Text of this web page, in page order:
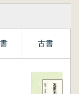
古書